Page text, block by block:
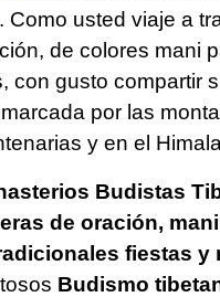
Como usted viaje a
de colores mani
con gusto compartir
por las
y en el
Budistas
de oración,
fiestas y
Budismo